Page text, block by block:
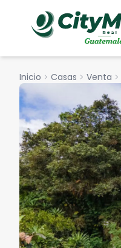
Inicio chevron_right Casas chevron_right Venta chevron_right